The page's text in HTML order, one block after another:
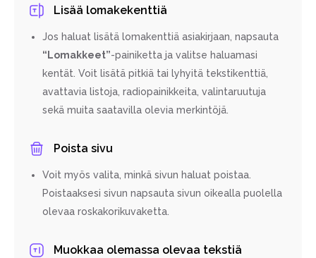
Lisää lomakekenttiä
Jos haluat lisätä lomakenttiä asiakirjaan, napsauta
“Lomakkeet”-painiketta ja valitse haluamasi
kentät. Voit lisätä pitkiä tai lyhyitä tekstikenttiä,
avattavia listoja, radiopainikkeita, valintaruutuja
sekä muita saatavilla olevia merkintöjä.
Poista sivu
Voit myös valita, minkä sivun haluat poistaa.
Poistaaksesi sivun napsauta sivun oikealla puolella
olevaa roskakorikuvaketta.
Muokkaa olemassa olevaa tekstiä